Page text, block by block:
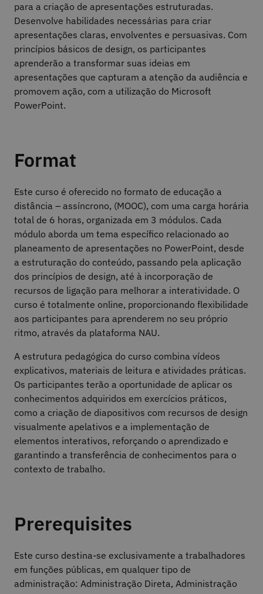
para a criação de apresentações estruturadas.
Desenvolve habilidades necessárias para criar
apresentações claras, envolventes e persuasivas. Com
princípios básicos de design, os participantes
aprenderão a transformar suas ideias em
apresentações que capturam a atenção da audiência e
promovem ação, com a utilização do Microsoft
PowerPoint.
Format
Este curso é oferecido no formato de educação a
distância – assíncrono, (MOOC), com uma carga horária
total de 6 horas, organizada em 3 módulos. Cada
módulo aborda um tema específico relacionado ao
planeamento de apresentações no PowerPoint, desde
a estruturação do conteúdo, passando pela aplicação
dos princípios de design, até à incorporação de
recursos de ligação para melhorar a interatividade. O
curso é totalmente online, proporcionando flexibilidade
aos participantes para aprenderem no seu próprio
ritmo, através da plataforma NAU.
A estrutura pedagógica do curso combina vídeos
explicativos, materiais de leitura e atividades práticas.
Os participantes terão a oportunidade de aplicar os
conhecimentos adquiridos em exercícios práticos,
como a criação de diapositivos com recursos de design
visualmente apelativos e a implementação de
elementos interativos, reforçando o aprendizado e
garantindo a transferência de conhecimentos para o
contexto de trabalho.
Prerequisites
Este curso destina-se exclusivamente a trabalhadores
em funções públicas, em qualquer tipo de
administração: Administração Direta, Administração